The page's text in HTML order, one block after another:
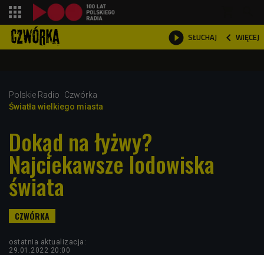
 SŁUCHAJ  WIĘCEJ

Polskie Radio
Czwórka
Światła wielkiego miasta
Dokąd na łyżwy?
Najciekawsze lodowiska
świata
ostatnia aktualizacja:
29.01.2022 20:00